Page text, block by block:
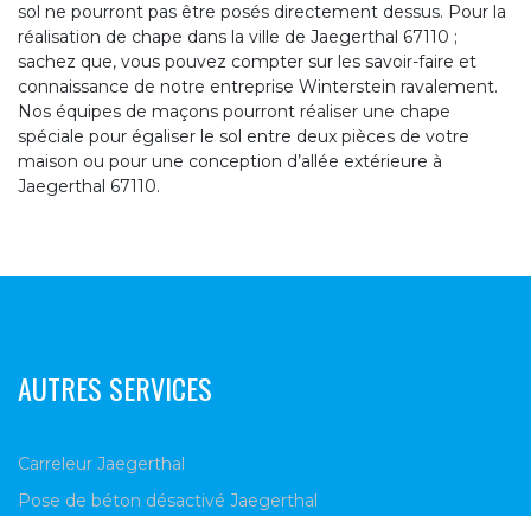
sol ne pourront pas être posés directement dessus. Pour la
réalisation de chape dans la ville de Jaegerthal 67110 ;
sachez que, vous pouvez compter sur les savoir-faire et
connaissance de notre entreprise Winterstein ravalement.
Nos équipes de maçons pourront réaliser une chape
spéciale pour égaliser le sol entre deux pièces de votre
maison ou pour une conception d’allée extérieure à
Jaegerthal 67110.
AUTRES SERVICES
Carreleur Jaegerthal
Pose de béton désactivé Jaegerthal